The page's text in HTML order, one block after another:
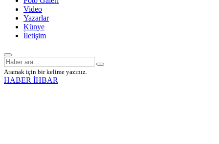
Video
Yazarlar
Künye
İletişim
Aramak için bir kelime yazınız.
HABER İHBAR